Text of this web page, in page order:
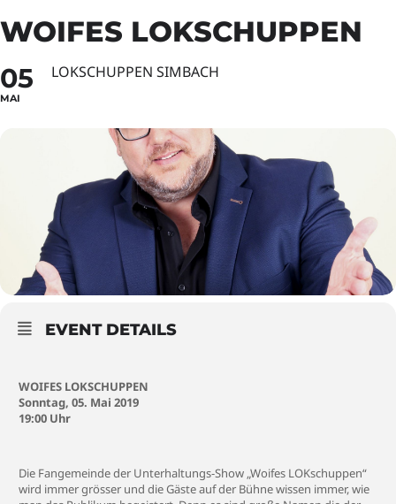
WOIFES LOKSCHUPPEN
05
MAI
LOKSCHUPPEN SIMBACH
EVENT DETAILS
WOIFES LOKSCHUPPEN
Sonntag, 05. Mai 2019
19:00 Uhr
Die Fangemeinde der Unterhaltungs-Show „Woifes LOKschuppen“
wird immer grösser und die Gäste auf der Bühne wissen immer, wie